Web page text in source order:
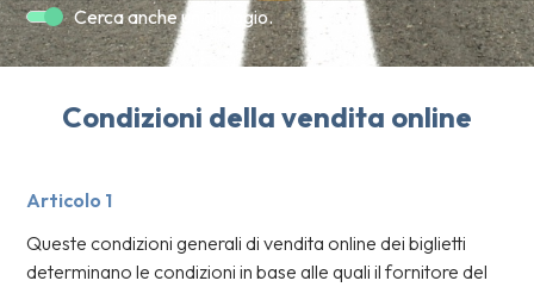
Cerca anche un alloggio.
Condizioni della vendita online
Articolo 1
Queste condizioni generali di vendita online dei biglietti
determinano le condizioni in base alle quali il fornitore del